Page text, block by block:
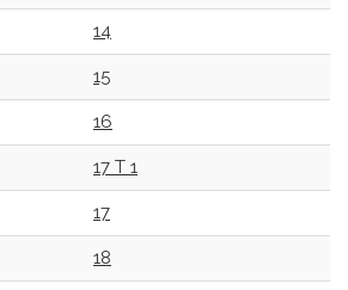
14
15
16
17 T 1
17
18